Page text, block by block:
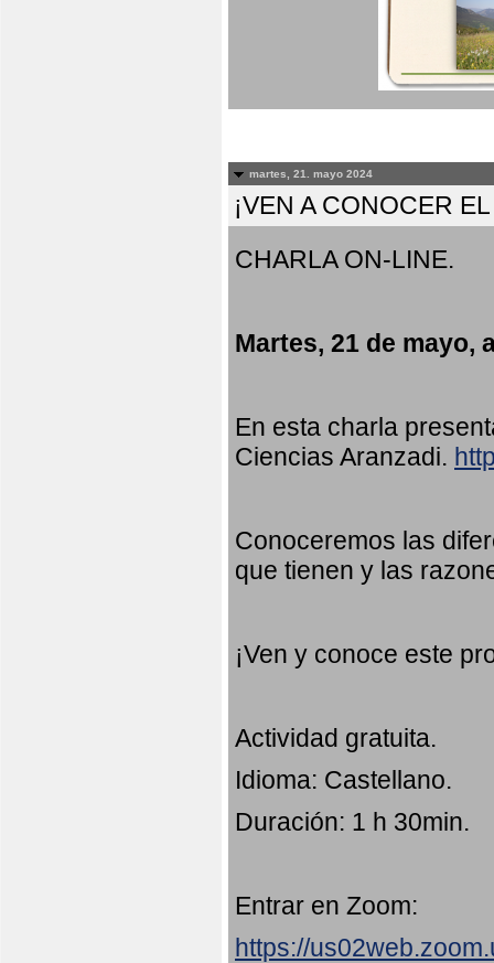
martes, 21. mayo 2024
¡VEN A CONOCER
CHARLA ON-LINE.
Martes, 21 de mayo,
En esta charla
Ciencias Aranzadi.
Conoceremos las
que tienen y las
¡Ven y conoce este
Actividad gratuita.
Idioma: Castellano.
Duración: 1 h 30min.
Entrar en Zoom:
https://